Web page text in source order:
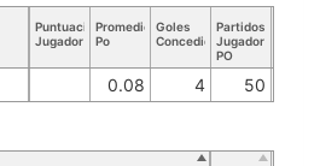
Puntuación
Jugador
Promedio
Po
Goles
Concedidos
Partidos
Jugador
PO
0.08 4 50